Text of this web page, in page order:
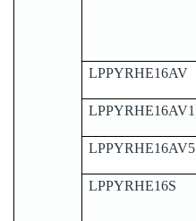
LPPYRHE16AV
LPPYRHE16AV1
LPPYRHE16AV5
LPPYRHE16S